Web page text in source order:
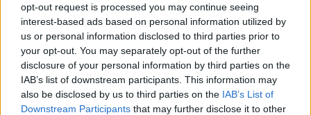
opt-out request is processed you may continue seeing
interest-based ads based on personal information utilized by
us or personal information disclosed to third parties prior to
your opt-out. You may separately opt-out of the further
disclosure of your personal information by third parties on the
IAB’s list of downstream participants. This information may
also be disclosed by us to third parties on the IAB’s List of
Downstream Participants that may further disclose it to other
τον γάμο της
ΑΘΛΗΤΙΣΜΌΣ ΣΉΜΕΡΑ
Η Jamie Lee Komoroski, με αλκοόλ
τριπλάσιο του νόμιμου ορίου, έπεσε
πάνω στο golf cart των νεόνυμφων στο
Folly Beach - τώρα νέο υλικό από το
αστυνομικό τμήμα αποκαλύπτει τη
συμπεριφορά της λίγο μετά τη μοιραία
σύγκρουση